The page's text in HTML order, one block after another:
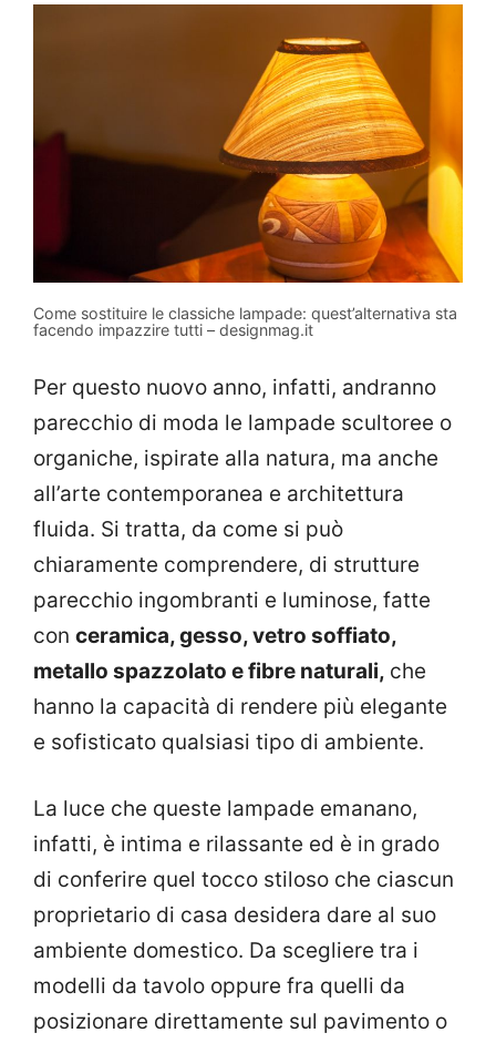
Come sostituire le classiche lampade: quest’alternativa sta
facendo impazzire tutti – designmag.it
Per questo nuovo anno, infatti, andranno
parecchio di moda le lampade scultoree o
organiche, ispirate alla natura, ma anche
all’arte contemporanea e architettura
fluida. Si tratta, da come si può
chiaramente comprendere, di strutture
parecchio ingombranti e luminose, fatte
con ceramica, gesso, vetro soffiato,
metallo spazzolato e fibre naturali, che
hanno la capacità di rendere più elegante
e sofisticato qualsiasi tipo di ambiente.
La luce che queste lampade emanano,
infatti, è intima e rilassante ed è in grado
di conferire quel tocco stiloso che ciascun
proprietario di casa desidera dare al suo
ambiente domestico. Da scegliere tra i
modelli da tavolo oppure fra quelli da
posizionare direttamente sul pavimento o